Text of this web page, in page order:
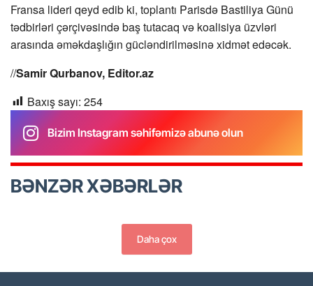
Fransa lideri qeyd edib ki, toplantı Parisdə Bastiliya Günü
tədbirləri çərçivəsində baş tutacaq və koalisiya üzvləri
arasında əməkdaşlığın gücləndirilməsinə xidmət edəcək.
//Samir Qurbanov, Editor.az
Baxış sayı: 254
Bizim Instagram səhifəmizə abunə olun
BƏNZƏR XƏBƏRLƏR
Daha çox